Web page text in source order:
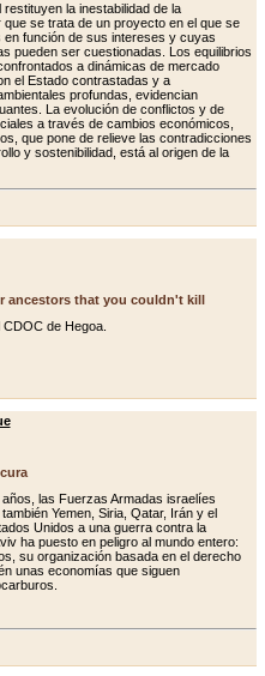
la inestabilidad de la
se trata de un proyecto en el que se
función de sus intereses y cuyas
pueden ser cuestionadas. Los equilibrios
a dinámicas de mercado
el Estado contrastadas y a
profundas, evidencian
La evolución de conflictos y de
a través de cambios económicos,
que pone de relieve las contradicciones
y sostenibilidad, está al origen de la
ancestors that you couldn't kill
de Hegoa.
las Fuerzas Armadas israelíes
Yemen, Siria, Qatar, Irán y el
Unidos a una guerra contra la
ha puesto en peligro al mundo entero:
su organización basada en el derecho
unas economías que siguen